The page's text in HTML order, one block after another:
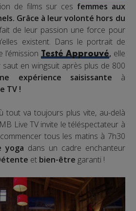
de films sur ces femmes aux
. Grâce à leur volonté hors du
de leur passion une force pour
existent. Dans le portrait de
l’émission Testé Approuvé, elle
en wingsuit après plus de 800
expérience saisissante à
TV !
tout va toujours plus vite, au-delà
Live TV invite le téléspectateur à
tous les matins à 7h30
yoga dans un cadre enchanteur
et bien-être garanti !